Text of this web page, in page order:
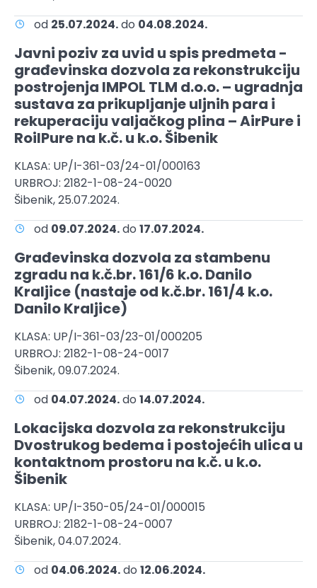
od 25.07.2024.do 04.08.2024.
Javni poziv za uvid u spis predmeta -
građevinska dozvola za rekonstrukciju
postrojenja IMPOL TLM d.o.o. – ugradnja
sustava za prikupljanje uljnih para i
rekuperaciju valjačkog plina – AirPure i
RoilPure na k.č. u k.o. Šibenik
KLASA: UP/I-361-03/24-01/000163
URBROJ: 2182-1-08-24-0020
Šibenik, 25.07.2024.
od 09.07.2024.do 17.07.2024.
Građevinska dozvola za stambenu
zgradu na k.č.br. 161/6 k.o. Danilo
Kraljice (nastaje od k.č.br. 161/4 k.o.
Danilo Kraljice)
KLASA: UP/I-361-03/23-01/000205
URBROJ: 2182-1-08-24-0017
Šibenik, 09.07.2024.
od 04.07.2024.do 14.07.2024.
Lokacijska dozvola za rekonstrukciju
Dvostrukog bedema i postojećih ulica u
kontaktnom prostoru na k.č. u k.o.
Šibenik
KLASA: UP/I-350-05/24-01/000015
URBROJ: 2182-1-08-24-0007
Šibenik, 04.07.2024.
od 04.06.2024.do 12.06.2024.